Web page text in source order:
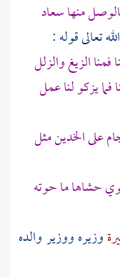
منها سعاد
تعالى قوله :
الزيغ والزلل
يزكو لنا عمل
على الخدين مثل
حشاها ما حوته
وزيره ووزير والده